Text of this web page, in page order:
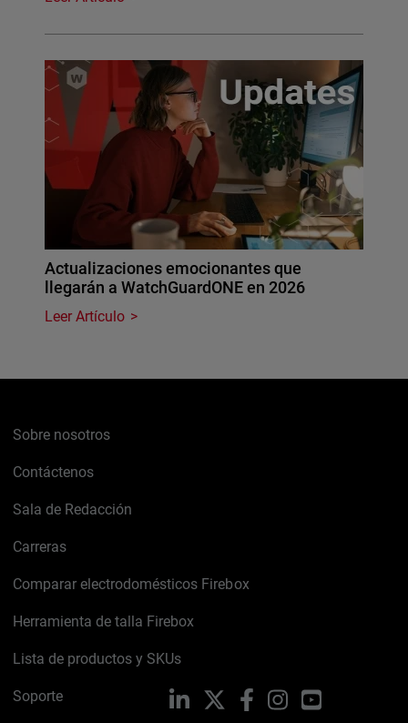
Actualizaciones emocionantes que
llegarán a WatchGuardONE en 2026
Leer Artículo
Sobre nosotros
Contáctenos
Sala de Redacción
Carreras
Comparar electrodomésticos Firebox
Herramienta de talla Firebox
Lista de productos y SKUs
Soporte LinkedIn FacebookInstagramYouTube